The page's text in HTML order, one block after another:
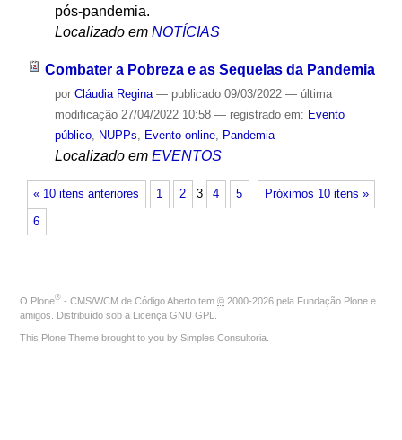
pós-pandemia.
Localizado em NOTÍCIAS
Combater a Pobreza e as Sequelas da Pandemia
por Cláudia Regina — publicado09/03/2022 — última
modificação27/04/2022 10:58 — registrado em: Evento
público, NUPPs, Evento online, Pandemia
Localizado em EVENTOS
« 10 itens anteriores Próximos 10 itens »
1 2 3 4 5
6
O Plone® - CMS/WCM de Código Aberto tem © 2000-2026 pela Fundação Plone e
amigos. Distribuído sob a Licença GNU GPL
This Plone Theme brought to you by Simples Consultoria